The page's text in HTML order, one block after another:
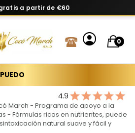
a partir de €60
0
4.9
March - Programa de apoyo a la
- Fórmulas ricas en nutrientes, puede
natural suave y fácil y